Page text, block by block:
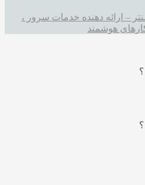
– ارائه دهنده خدمات سرور ،
هوشمند